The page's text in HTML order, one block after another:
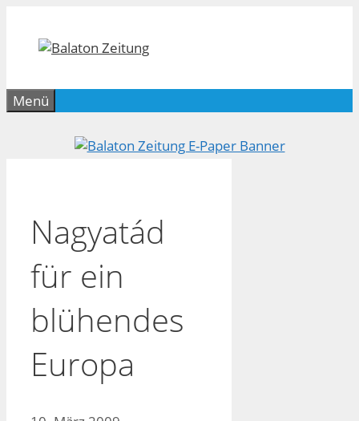
springen
Menü
Nagyatád
für ein
blühendes
Europa